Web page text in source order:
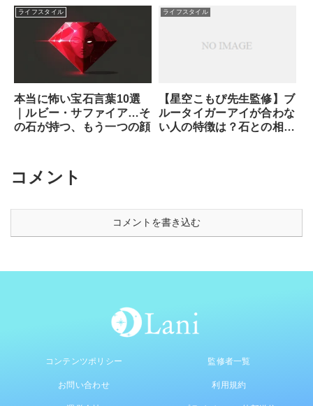
法
ライフスタイル
本当に怖い宝石言葉10選
｜ルビー・サファイア…そ
の石が持つ、もう一つの顔
ライフスタイル
【星空こもぴ先生監修】ブ
ルータイガーアイが合わな
い人の特徴は？石との相性
コメント
コメントを書き込む
コンテンツポリシー 監修者一覧
お問い合わせ 利用規約